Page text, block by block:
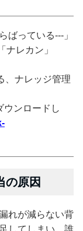
ばっている---」
ナレカン」
、ナレッジ管理
ウンロードし
の原因
れが減らない背
してしまい、誰